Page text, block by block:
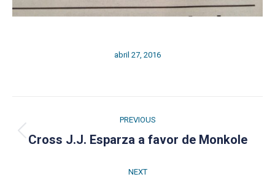
abril 27, 2016
navigation
PREVIOUS
Previous
Cross J.J. Esparza a favor de Monkole
NEXT